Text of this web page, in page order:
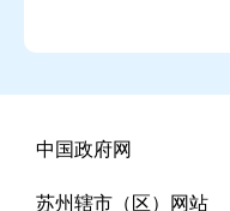
节，苏州高新区"企
中国政府网
苏州辖市（区）网站